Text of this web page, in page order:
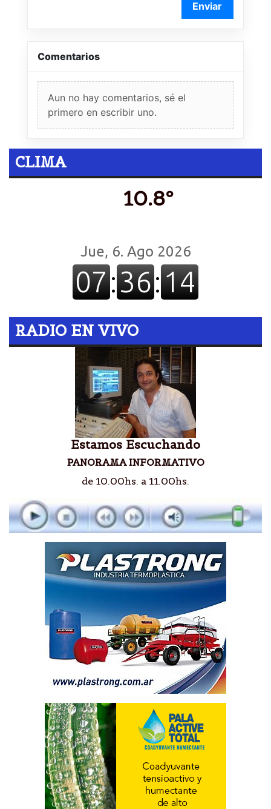
Enviar
Comentarios
Aun no hay comentarios, sé el
primero en escribir uno.
CLIMA
10.8º
RADIO EN VIVO
Estamos Escuchando
PANORAMA INFORMATIVO
de 10.00hs. a 11.00hs.